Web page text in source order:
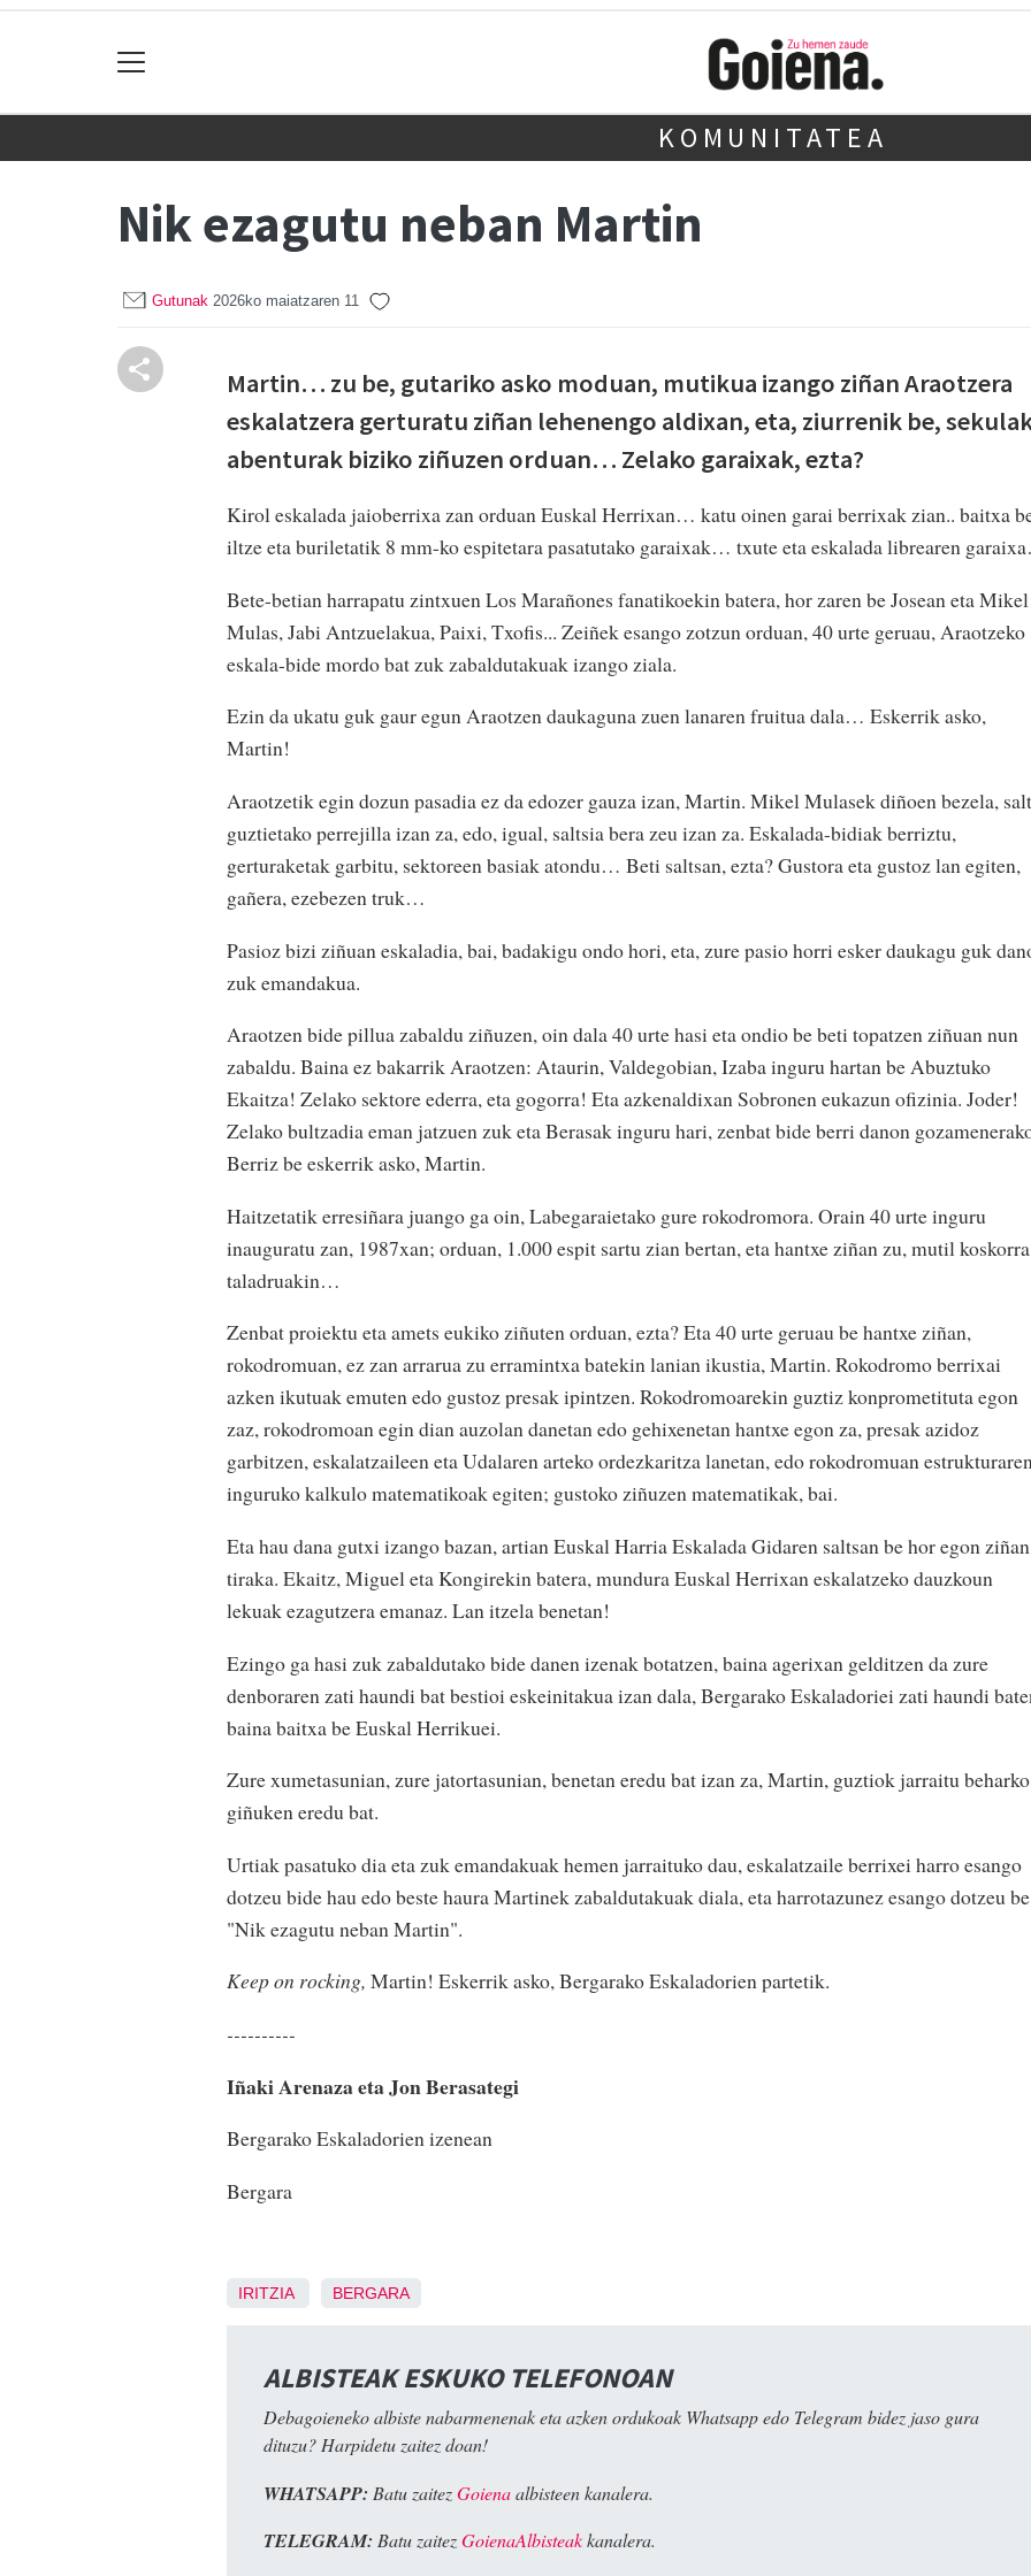
KOMUNITATEA
Nik ezagutu neban Martin
Gutunak 2026ko maiatzaren 11
Martin… zu be, gutariko asko moduan, mutikua izango ziñan Araotzera
eskalatzera gerturatu ziñan lehenengo aldixan, eta, ziurrenik be,
abenturak biziko ziñuzen orduan… Zelako garaixak, ezta?
Kirol eskalada jaioberrixa zan orduan Euskal Herrixan… katu oinen garai berrixak zian.. baitxa
iltze eta buriletatik 8 mm-ko espitetara pasatutako garaixak… txute eta eskalada librearen
Bete-betian harrapatu zintxuen Los Marañones fanatikoekin batera, hor zaren be Josean eta Mikel
Mulas, Jabi Antzuelakua, Paixi, Txofis... Zeiñek esango zotzun orduan, 40 urte geruau, Araotzeko
eskala-bide mordo bat zuk zabaldutakuak izango ziala.
Ezin da ukatu guk gaur egun Araotzen daukaguna zuen lanaren fruitua dala… Eskerrik asko,
Martin!
Araotzetik egin dozun pasadia ez da edozer gauza izan, Martin. Mikel Mulasek diñoen bezela,
guztietako perrejilla izan za, edo, igual, saltsia bera zeu izan za. Eskalada-bidiak berriztu,
gerturaketak garbitu, sektoreen basiak atondu… Beti saltsan, ezta? Gustora eta gustoz lan egiten,
gañera, ezebezen truk…
Pasioz bizi ziñuan eskaladia, bai, badakigu ondo hori, eta, zure pasio horri esker daukagu guk
zuk emandakua.
Araotzen bide pillua zabaldu ziñuzen, oin dala 40 urte hasi eta ondio be beti topatzen ziñuan nun
zabaldu. Baina ez bakarrik Araotzen: Ataurin, Valdegobian, Izaba inguru hartan be Abuztuko
Ekaitza! Zelako sektore ederra, eta gogorra! Eta azkenaldixan Sobronen eukazun ofizinia. Joder!
Zelako bultzadia eman jatzuen zuk eta Berasak inguru hari, zenbat bide berri danon
Berriz be eskerrik asko, Martin.
Haitzetatik erresiñara juango ga oin, Labegaraietako gure rokodromora. Orain 40 urte inguru
inauguratu zan, 1987xan; orduan, 1.000 espit sartu zian bertan, eta hantxe ziñan zu, mutil koskorra
taladruakin…
Zenbat proiektu eta amets eukiko ziñuten orduan, ezta? Eta 40 urte geruau be hantxe ziñan,
rokodromuan, ez zan arrarua zu erramintxa batekin lanian ikustia, Martin. Rokodromo berrixai
azken ikutuak emuten edo gustoz presak ipintzen. Rokodromoarekin guztiz konprometituta egon
zaz, rokodromoan egin dian auzolan danetan edo gehixenetan hantxe egon za, presak azidoz
garbitzen, eskalatzaileen eta Udalaren arteko ordezkaritza lanetan, edo rokodromuan
inguruko kalkulo matematikoak egiten; gustoko ziñuzen matematikak, bai.
Eta hau dana gutxi izango bazan, artian Euskal Harria Eskalada Gidaren saltsan be hor egon
tiraka. Ekaitz, Miguel eta Kongirekin batera, mundura Euskal Herrixan eskalatzeko dauzkoun
lekuak ezagutzera emanaz. Lan itzela benetan!
Ezingo ga hasi zuk zabaldutako bide danen izenak botatzen, baina agerixan gelditzen da zure
denboraren zati haundi bat bestioi eskeinitakua izan dala, Bergarako Eskaladoriei zati haundi
baina baitxa be Euskal Herrikuei.
Zure xumetasunian, zure jatortasunian, benetan eredu bat izan za, Martin, guztiok jarraitu beharko
giñuken eredu bat.
Urtiak pasatuko dia eta zuk emandakuak hemen jarraituko dau, eskalatzaile berrixei harro esango
dotzeu bide hau edo beste haura Martinek zabaldutakuak diala, eta harrotazunez esango dotzeu
"Nik ezagutu neban Martin".
Keep on rocking, Martin! Eskerrik asko, Bergarako Eskaladorien partetik.
----------
Iñaki Arenaza eta Jon Berasategi
Bergarako Eskaladorien izenean
Bergara
IRITZIA BERGARA
ALBISTEAK ESKUKO TELEFONOAN
Debagoieneko albiste nabarmenenak eta azken ordukoak Whatsapp edo Telegram bidez jaso gura
dituzu? Harpidetu zaitez doan!
WHATSAPP: Batu zaitezGoienaalbisteen kanalera.
TELEGRAM: Batu zaitezGoienaAlbisteakkanalera.